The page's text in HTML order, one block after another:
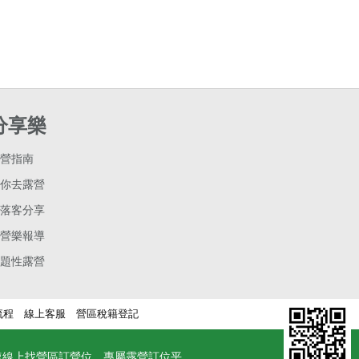
享樂
指南
去露營
客分享
樂報導
性露營
程 線上客服 營區稅籍登記